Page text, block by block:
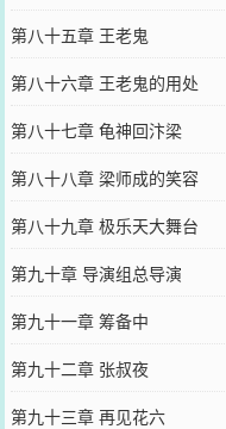
第八十五章 王老鬼
第八十六章 王老鬼的用处
第八十七章 龟神回汴梁
第八十八章 梁师成的笑容
第八十九章 极乐天大舞台
第九十章 导演组总导演
第九十一章 筹备中
第九十二章 张叔夜
第九十三章 再见花六